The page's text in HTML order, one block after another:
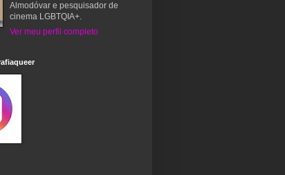
Almodóvar e pesquisador de
cinema LGBTQIA+.
Ver meu perfil completo